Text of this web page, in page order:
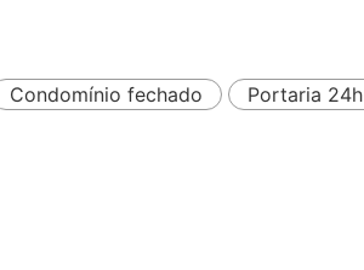
Condomínio fechado Portaria 24h